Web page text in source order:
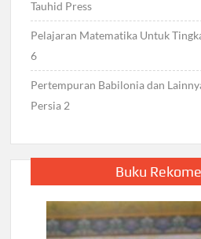
Tauhid Press
Pelajaran Matematika Untuk
6
Pertempuran Babilonia dan
Persia 2
Buku